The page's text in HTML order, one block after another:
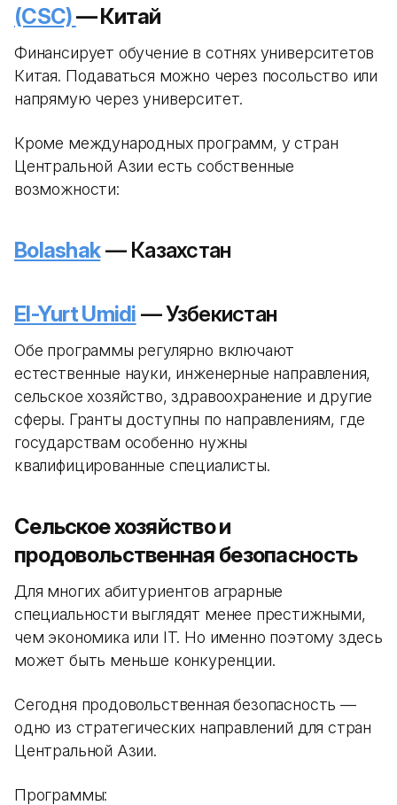
(CSC)— Китай
Финансирует обучение в сотнях университетов
Китая. Подаваться можно через посольство или
напрямую через университет.
Кроме международных программ, у стран
Центральной Азии есть собственные
возможности:
Bolashak— Казахстан
El-Yurt Umidi — Узбекистан
Обе программы регулярно включают
естественные науки, инженерные направления,
сельское хозяйство, здравоохранение и другие
сферы. Гранты доступны по направлениям, где
государствам особенно нужны
квалифицированные специалисты.
Сельское хозяйство и
продовольственная безопасность
Для многих абитуриентов аграрные
специальности выглядят менее престижными,
чем экономика или IT. Но именно поэтому здесь
может быть меньше конкуренции.
Сегодня продовольственная безопасность —
одно из стратегических направлений для стран
Центральной Азии.
Программы: